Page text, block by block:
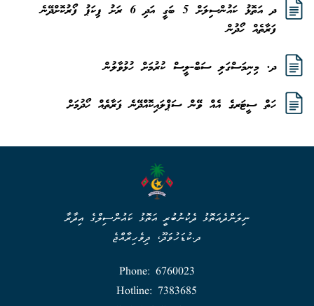
ދ އަތޮޅު ކައުންސިލަށް 5 ބަގީ އަދި 6 ރަށު ޕިކަޕު ފޯރުކޮށްދޭނެ
ފަރާތެއް ހޯދުން
ދ. މިނިމަސްގަލި ސަބް-ލީސް ކުރުމަށް ހުޅުވާލުން
ހަތް ސީޓަރގެ އެއް ވޭން ސަޕްލައިކޮއްދޭނެ ފަރާތެއް ހޯދުމަށް
ނިލަންދެއަތޮޅު ދެކުނުބުރީ އަތޮޅު ކައުންސިލްގެ އިދާރާ
ދ.ކުޑަހުވަދޫ، ދިވެހިރާއްޖެ
Phone: 6760023
Hotline: 7383685